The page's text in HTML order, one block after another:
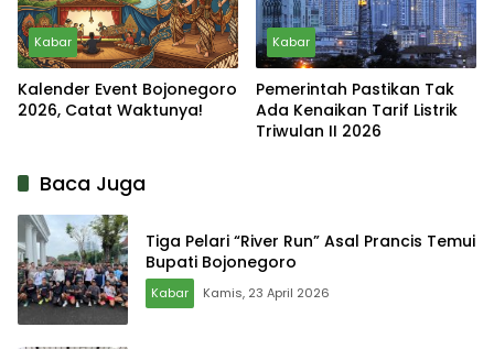
Kabar
Kalender Event Bojonegoro
2026, Catat Waktunya!
Kabar
Pemerintah Pastikan Tak
Ada Kenaikan Tarif Listrik
Triwulan II 2026
Baca Juga
Tiga Pelari “River Run” Asal Prancis Temui
Bupati Bojonegoro
Kabar Kamis, 23 April 2026